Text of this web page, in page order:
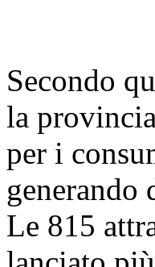
Secondo
la
per i
Le 815